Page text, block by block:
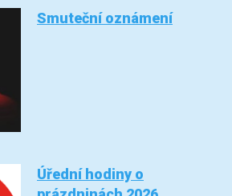
Smuteční oznámení
Úřední hodiny o